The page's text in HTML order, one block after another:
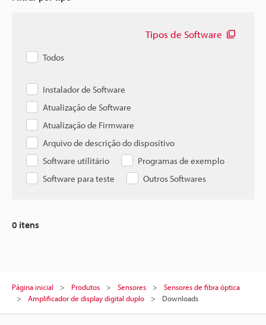
Tipos de Software
Todos
Instalador de Software
Atualização de Software
Atualização de Firmware
Arquivo de descrição do dispositivo
Software utilitário
Programas de exemplo
Software para teste
Outros Softwares
0 itens
Página inicial Produtos Sensores
Sensores de fibra óptica
Amplificador de display digital duplo
Downloads